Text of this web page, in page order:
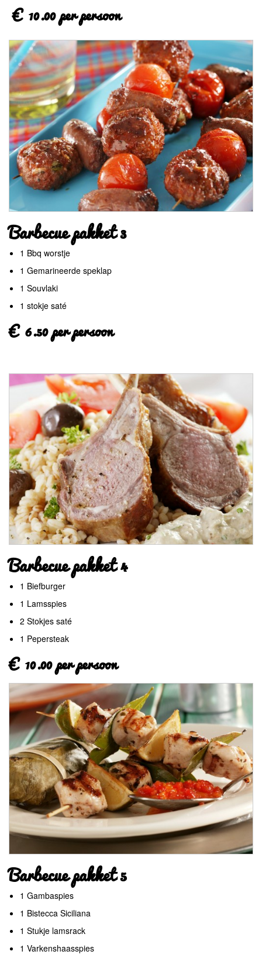
€ 10.00 per persoon
Barbecue pakket 3
1 Bbq worstje
1 Gemarineerde speklap
1 Souvlaki
1 stokje saté
€ 6.50 per persoon
Barbecue pakket 4
1 Biefburger
1 Lamsspies
2 Stokjes saté
1 Pepersteak
€ 10.00 per persoon
Barbecue pakket 5
1 Gambaspies
1 Bistecca Siciliana
1 Stukje lamsrack
1 Varkenshaasspies